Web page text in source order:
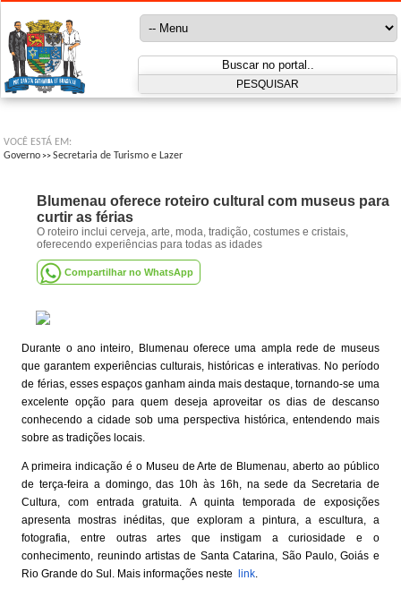
VOCÊ ESTÁ EM:
Governo >>Secretaria de Turismo e Lazer
Blumenau oferece roteiro cultural com museus para
curtir as férias
O roteiro inclui cerveja, arte, moda, tradição, costumes e cristais,
oferecendo experiências para todas as idades
Compartilhar no WhatsApp
Durante o ano inteiro, Blumenau oferece uma ampla rede de museus
que garantem experiências culturais, históricas e interativas. No período
de férias, esses espaços ganham ainda mais destaque, tornando-se uma
excelente opção para quem deseja aproveitar os dias de descanso
conhecendo a cidade sob uma perspectiva histórica, entendendo mais
sobre as tradições locais.
A primeira indicação é o Museu de Arte de Blumenau, aberto ao público
de terça-feira a domingo, das 10h às 16h, na sede da Secretaria de
Cultura, com entrada gratuita. A quinta temporada de exposições
apresenta mostras inéditas, que exploram a pintura, a escultura, a
fotografia, entre outras artes que instigam a curiosidade e o
conhecimento, reunindo artistas de Santa Catarina, São Paulo, Goiás e
Rio Grande do Sul. Mais informações neste
link.